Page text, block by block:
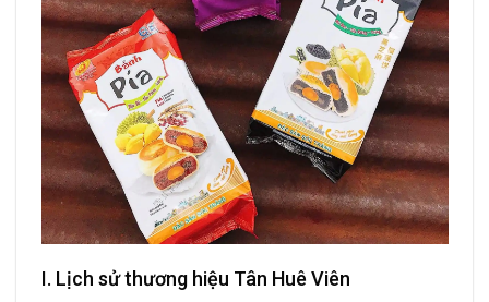
I. Lịch sử thương hiệu Tân Huê Viên